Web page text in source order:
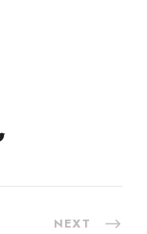
NEXT